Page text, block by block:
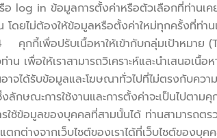
log in ข้อมูลการตั้งค่าหรือตัวเลือกที่ท่านเค
ดยไม่ต้องให้ข้อมูลหรือตั้งค่าใหม่ทุกครั้งที่ท่าน
คุกกี้เพื่อปรับเนื้อหาให้เข้ากับกลุ่มเป้าหมา
เพื่อให้เราสามารถวิเคราะห์และนำเสนอเนื้
จได้รับข้อมูลและโฆษณาทั่วไปที่ไม่ตรงกับควา
ลักษณะการใช้งานและการตั้งค่าจะเป็นไปตาม
รใช้ข้อมูลของบุคคลที่สามนั้นได้ ท่านสามารถต
ต่างจากเว็บไซต์ของเราได้ที่เว็บไซต์ของบุ